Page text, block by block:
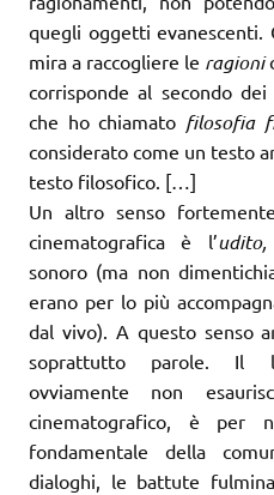
quegli oggetti evanescenti.
mira a raccogliere le ragioni
corrisponde al secondo
che ho chiamato filosofia
considerato come un testo
testo filosofico. […]
Un altro senso
cinematografica è l’
sonoro (ma non
erano per lo più
dal vivo). A questo senso
soprattutto parole. Il
ovviamente non
cinematografico, è per
fondamentale della
dialoghi, le battute